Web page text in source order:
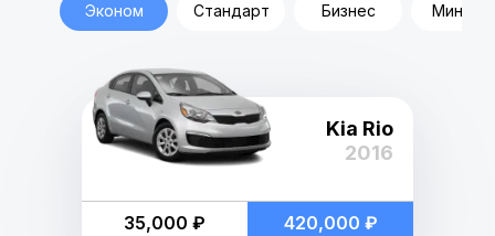
Эконом Стандарт Бизнес
Kia Rio
2016
35,000 ₽ 420,000 ₽